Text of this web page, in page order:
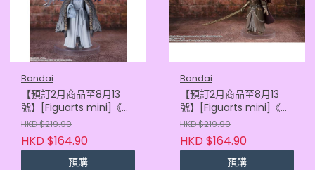
Bandai
【預訂2月商品至8月13
號】[Figuarts mini]《艾
爾登法環》魔女菈妮
(2027年版)
(4573102736604)
HKD $219.90
HKD $164.90
預購
Bandai
【預訂2月商品至8月13
號】[Figuarts mini]《艾
爾登法環》瑪蓮妮亞 -米
凱拉的鋒刃- (2027年版)
(4573102736598)
HKD $219.90
HKD $164.90
預購